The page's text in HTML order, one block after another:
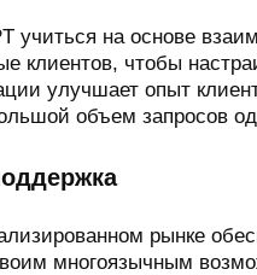
учиться на основе
клиентов, чтобы
улучшает опыт
объем запросов
рынке
многоязычным